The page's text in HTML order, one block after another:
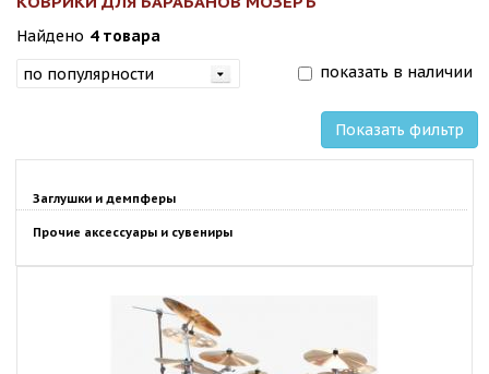
Найдено 4 товара
показать в наличии
Показать фильтр
Заглушки и демпферы
Прочие аксессуары и сувениры